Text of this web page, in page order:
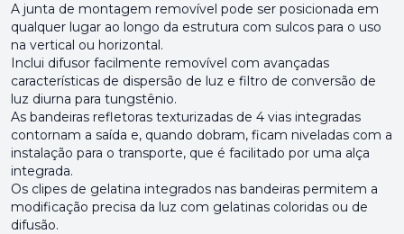
A junta de montagem removível pode ser posicionada em
qualquer lugar ao longo da estrutura com sulcos para o uso
na vertical ou horizontal.
Inclui difusor facilmente removível com avançadas
características de dispersão de luz e filtro de conversão de
luz diurna para tungstênio.
As bandeiras refletoras texturizadas de 4 vias integradas
contornam a saída e, quando dobram, ficam niveladas com a
instalação para o transporte, que é facilitado por uma alça
integrada.
Os clipes de gelatina integrados nas bandeiras permitem a
modificação precisa da luz com gelatinas coloridas ou de
difusão.